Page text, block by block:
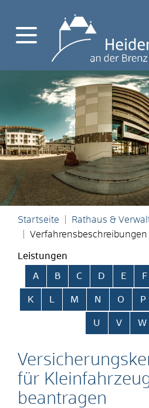
Startseite Rathaus &
Verfahrensbeschreibungen
Leistungen
Alphabetisches Register
A B C D E F
K L M N O P
U V W
für
beantragen